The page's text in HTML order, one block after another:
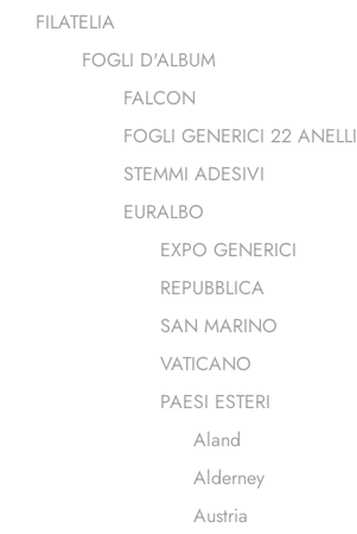
FILATELIA
FOGLI D'ALBUM
FALCON
FOGLI GENERICI 22 ANELLI
STEMMI ADESIVI
EURALBO
EXPO GENERICI
REPUBBLICA
SAN MARINO
VATICANO
PAESI ESTERI
Aland
Alderney
Austria